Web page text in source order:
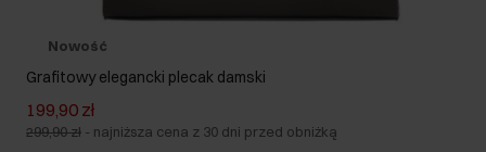
Nowość
Grafitowy elegancki plecak damski
199,90 zł
299,90 zł - najniższa cena z 30 dni przed obniżką